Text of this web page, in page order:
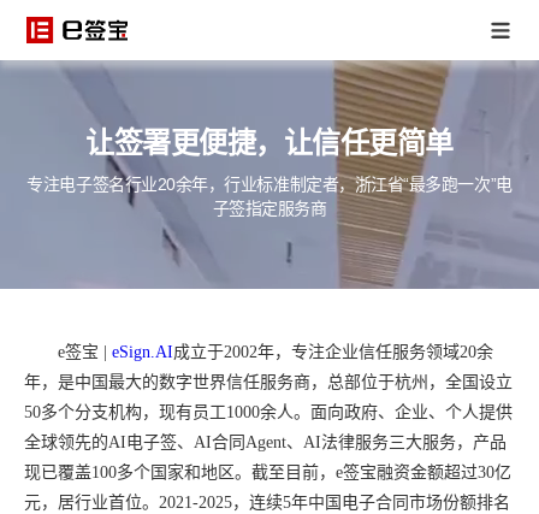
让签署更便捷，让信任更简单
专注电子签名行业20余年，行业标准制定者，浙江省“最多跑一次”电
子签指定服务商
e签宝 | eSign.AI成立于2002年，专注企业信任服务领域20余
年，是中国最大的数字世界信任服务商，总部位于杭州，全国设立
50多个分支机构，现有员工1000余人。面向政府、企业、个人提供
全球领先的AI电子签、AI合同Agent、AI法律服务三大服务，产品
现已覆盖100多个国家和地区。截至目前，e签宝融资金额超过30亿
元，居行业首位。2021-2025，连续5年中国电子合同市场份额排名